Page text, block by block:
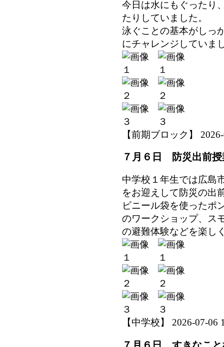
今日は水にもぐったり
たりしていました。
泳ぐことの基本がしっ
にチャレンジしていま
【前期ブロック】
７月６日 防災出前授
中学校１年生では広島
をお迎えして防災の出
ビニール袋を使ったポ
のワークショップ、ス
の避難体験などを楽し
【中学校】 2026-07-06